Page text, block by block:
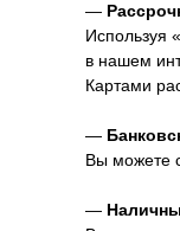
—
Используя
в нашем
Картами
—
Вы можете
—